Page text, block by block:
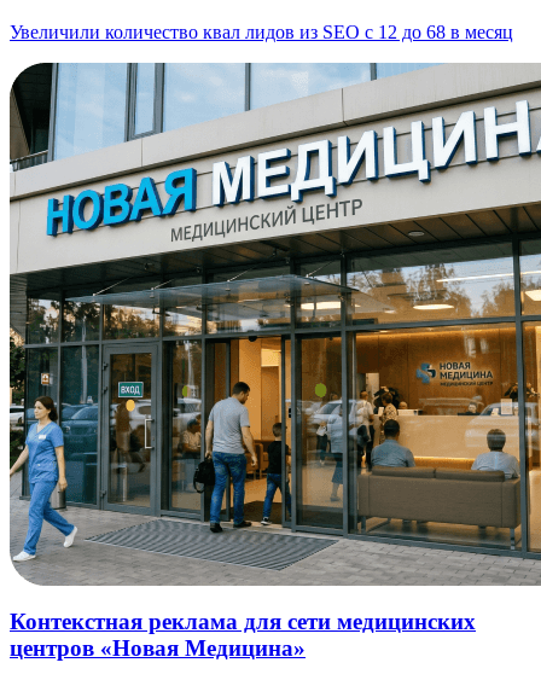
Увеличили количество квал лидов из SEO с 12 до 68 в месяц
Контекстная реклама для сети медицинских
центров «Новая Медицина»